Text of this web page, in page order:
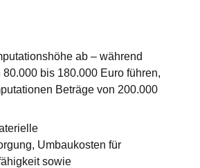
ab – während
bis 180.000 Euro führen,
Beträge von 200.000
Umbaukosten für
sowie